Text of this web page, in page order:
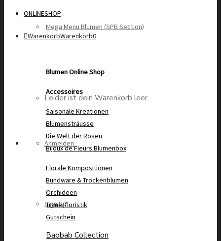
WarenkorbWarenkorb0
Leider ist dein Warenkorb leer.
Anmelden
Sign Up
ONLINESHOP
Mega Menu Blumen (SPB Section)
Blumen Online Shop
Accessoires
Saisonale Kreationen
Blumensträusse
Die Welt der Rosen
Bijoux de Fleurs Blumenbox
Florale Kompositionen
Bundware & Trockenblumen
Orchideen
Trauerfloristik
Gutschein
Baobab Collection